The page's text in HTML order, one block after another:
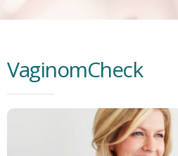
VaginomCheck